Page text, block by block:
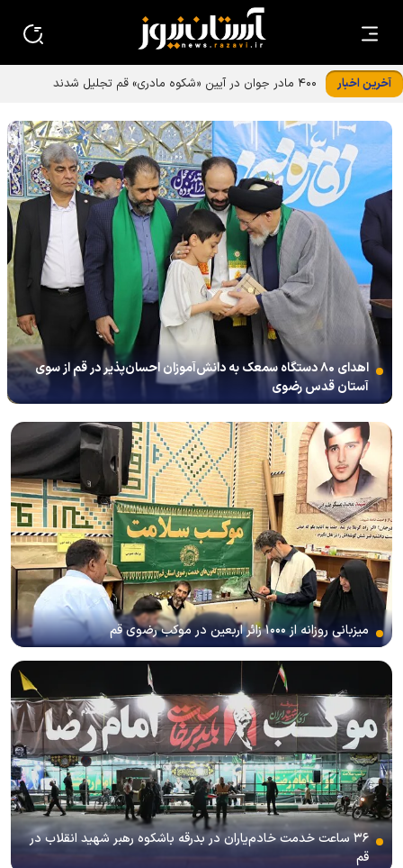
آخرین اخبار
اهدای ۸۰ دستگاه سمعک به دانش‌آموزان احسان‌پذیر در قم از سوی
آستان قدس رضوی
میزبانی روزانه از ۱۰۰۰ زائر اربعین در موکب رضوی قم
۳۶ ساعت خدمت خادم‌یاران در بدرقه باشکوه رهبر شهید انقلاب در
قم